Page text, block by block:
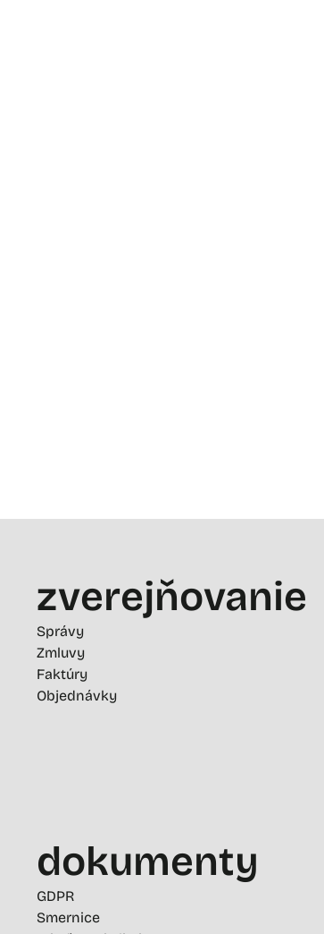
zverejňovanie
Správy
Zmluvy
Faktúry
Objednávky
dokumenty
GDPR
Smernice